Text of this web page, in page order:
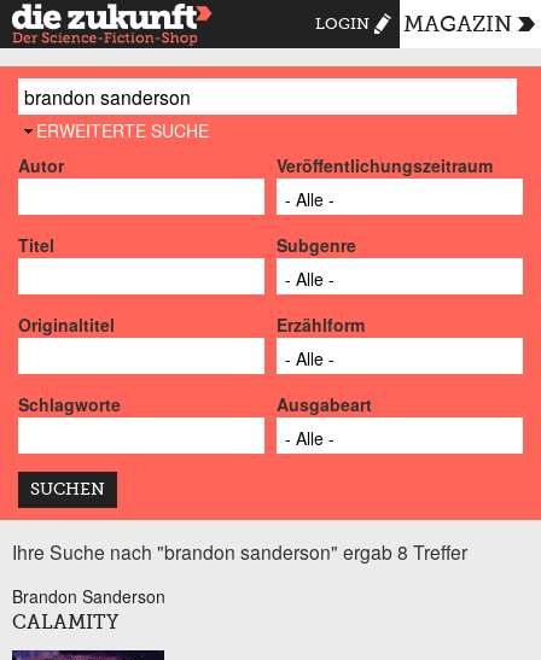
LOGIN MAGAZIN
AUSBLENDEN
ERWEITERTE SUCHE
Autor
Veröffentlichungszeitraum
Titel Subgenre
Originaltitel Erzählform
Schlagworte Ausgabeart
Ihre Suche nach "brandon sanderson" ergab 8 Treffer
Brandon Sanderson
CALAMITY